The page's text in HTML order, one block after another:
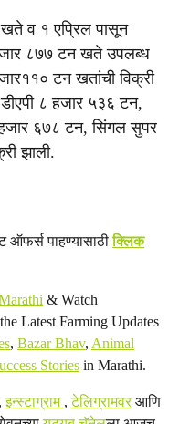
व १ एप्रिल पासून
८७७ टन खते उपलब्ध
टन खतांची विक्री
८ हजार ५३६ टन,
६७८ टन, सिंगल सुपर
झाली.
ऑफर्स पाहण्यासाठीक्लिक
& Watch
Latest Farming Updates
, Bazar Bhav, Animal
Stories in Marathi.
इन्स्टाग्राम ,टेलिग्रामवरआणि